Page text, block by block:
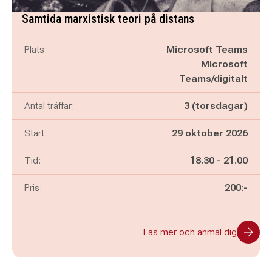
Samtida marxistisk teori på distans
Plats:
Microsoft Teams
Microsoft
Teams/digitalt
Antal träffar: 3 (torsdagar)
Start: 29 oktober 2026
Tid: Pågår mellan
18.30 - och
21.00
Pris: 200:-
Läs mer och anmäl dig